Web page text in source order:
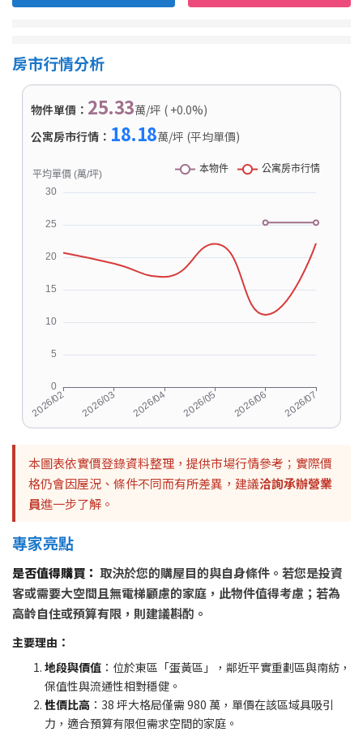
房市行情分析
物件單價： 25.33萬/坪 ( +0.0%)
公寓房市行情： 18.18萬/坪 (平均單價)
本圖表依實價登錄資料整理，提供市場行情參考；實際價
格仍會因屋況、條件不同而有所差異，建議洽詢承辦營業
員進一步了解。
專家亮點
是否值得購買： 取決於您的購屋目的與自身條件。若您是投資
客或需要大空間且無電梯顧慮的家庭，此物件值得考慮；若為
高齡自住或預算有限，則建議斟酌。
主要理由：
地段與價值 ：位於東區「蛋黃區」，鄰近平實重劃區與南紡，
保值性與流通性相對穩健。
性價比高 ：38 坪大格局僅需 980 萬，單價在該區域具吸引
力，適合預算有限但需求空間的家庭。